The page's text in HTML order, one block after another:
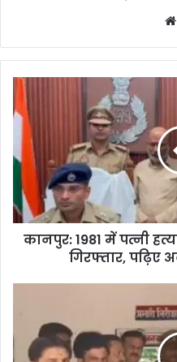
कानपुर: 1981 में पत्नी
गिरफ्तार, पढ़िए